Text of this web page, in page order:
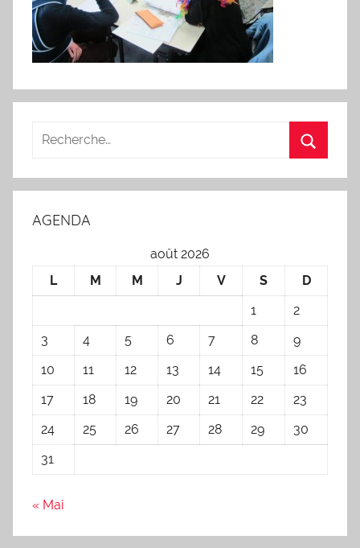
AGENDA
août 2026
L
M M J V S
D
1
2
3
4 5 6 7 8
9
10
11 12 13 14 15
16
17
18 19 20 21 22
23
24
25 26 27 28 29
30
31
« Mai